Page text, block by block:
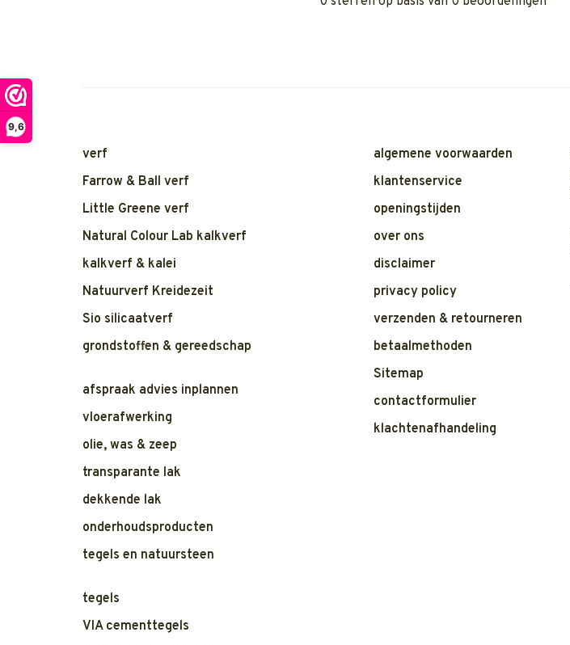
9,6
verf
Farrow & Ball verf
Little Greene verf
Natural Colour Lab kalkverf
kalkverf & kalei
Natuurverf Kreidezeit
Sio silicaatverf
grondstoffen & gereedschap
afspraak advies inplannen
vloerafwerking
olie, was & zeep
transparante lak
dekkende lak
onderhoudsproducten
tegels en natuursteen
tegels
VIA cementtegels
algemene voorwaarden
klantenservice
openingstijden
over ons
disclaimer
privacy policy
verzenden & retourneren
betaalmethoden
Sitemap
contactformulier
klachtenafhandeling